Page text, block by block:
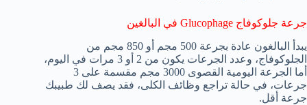
جرعة جلوكوفاج Glucophage في البالغين
يبدأ البالغون عادة بجرعة 500 مجم أو 850 مجم من
الجلوكوفاج، وعدد الجرعات يكون من 2 أو 3 مرات في اليوم،
أما الجرعة اليومية القصوى 3000 مجم مقسمة على 3
جرعات، في حالة تراجع وظائف الكلى، فقد يصف لك طبيبك
جرعة أقل.